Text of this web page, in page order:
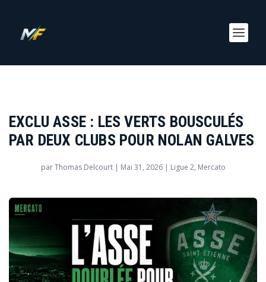
EXCLU ASSE : LES VERTS BOUSCULÉS
PAR DEUX CLUBS POUR NOLAN GALVES
parThomas Delcourt| Mai 31, 2026| Ligue 2, Mercato